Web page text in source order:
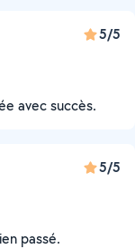
5/5
avec succès.
5/5
passé.